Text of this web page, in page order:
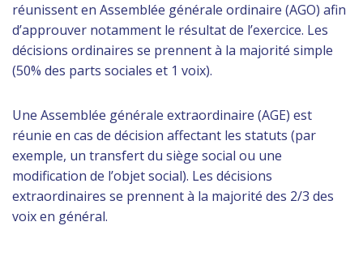
réunissent en Assemblée générale ordinaire (AGO) afin
d’approuver notamment le résultat de l’exercice. Les
décisions ordinaires se prennent à la majorité simple
(50% des parts sociales et 1 voix).
Une Assemblée générale extraordinaire (AGE) est
réunie en cas de décision affectant les statuts (par
exemple, un transfert du siège social ou une
modification de l’objet social). Les décisions
extraordinaires se prennent à la majorité des 2/3 des
voix en général.